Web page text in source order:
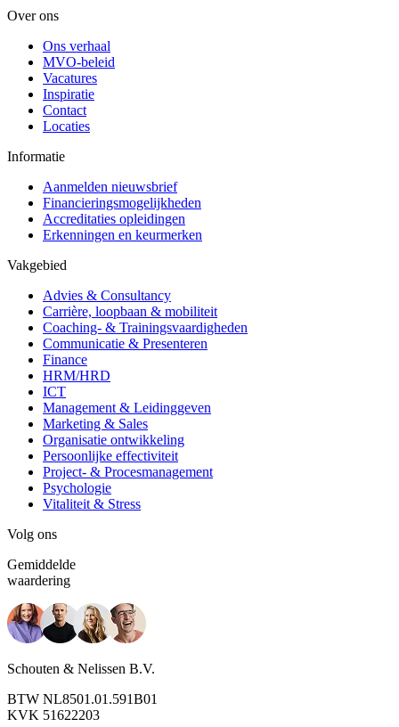
Over ons
Ons verhaal
MVO-beleid
Vacatures
Inspiratie
Contact
Locaties
Informatie
Aanmelden nieuwsbrief
Financieringsmogelijkheden
Accreditaties opleidingen
Erkenningen en keurmerken
Vakgebied
Advies & Consultancy
Carrière, loopbaan & mobiliteit
Coaching- & Trainingsvaardigheden
Communicatie & Presenteren
Finance
HRM/HRD
ICT
Management & Leidinggeven
Marketing & Sales
Organisatie ontwikkeling
Persoonlijke effectiviteit
Project- & Procesmanagement
Psychologie
Vitaliteit & Stress
Volg ons
Gemiddelde
waardering
Schouten & Nelissen B.V.
BTW NL8501.01.591B01
KVK 51622203